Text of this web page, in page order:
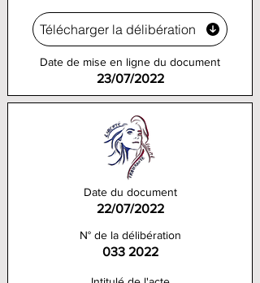
Télécharger la délibération
Date de mise en ligne du document
23/07/2022
Date du document
22/07/2022
N° de la délibération
033 2022